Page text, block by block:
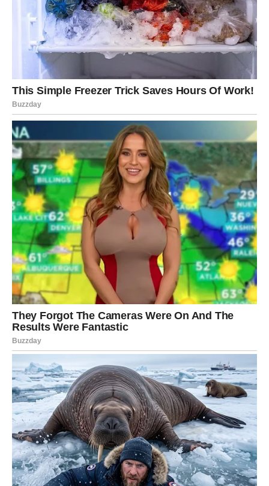
DJEVICA
Rješenje je bliže nego što mislite
Djevice će pronaći odgovor na pitanje koje ih već neko
vrijeme muči.
Pred vama je mirniji nastavak sedmice.
Poruka zvijezda
Ne opterećujte se sitnicama.
VAGA
Ljubav donosi novu ravnotežu
Vage očekuje iskren razgovor koji može ojačati jedan
važan odnos.
Slobodni bi mogli upoznati zanimljivu osobu.
Poruka zvijezda
Budite iskreni prema sebi.
ŠKORPIJA
Nova prilika otvara vrata